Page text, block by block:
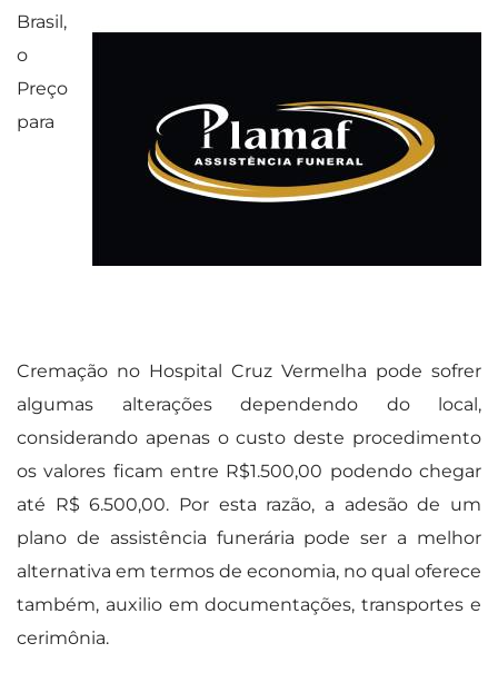
Brasil,
o
Preço
para
Cremação no Hospital Cruz Vermelha pode sofrer
algumas alterações dependendo do local,
considerando apenas o custo deste procedimento
os valores ficam entre R$1.500,00 podendo chegar
até R$ 6.500,00. Por esta razão, a adesão de um
plano de assistência funerária pode ser a melhor
alternativa em termos de economia, no qual oferece
também, auxilio em documentações, transportes e
cerimônia.